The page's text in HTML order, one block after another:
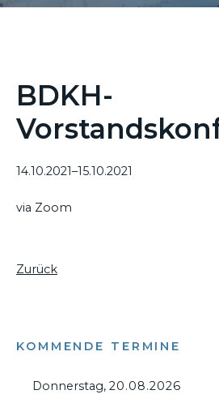
BDKH-
14.10.2021–15.10.2021
via Zoom
Zurück
KOMMENDE TERMINE
Donnerstag, 20.08.2026